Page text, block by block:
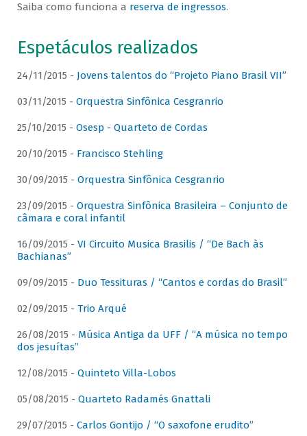
Saiba como funciona a reserva de ingressos.
Espetáculos realizados
24/11/2015 - Jovens talentos do “Projeto Piano Brasil VII”
03/11/2015 - Orquestra Sinfônica Cesgranrio
25/10/2015 - Osesp - Quarteto de Cordas
20/10/2015 - Francisco Stehling
30/09/2015 - Orquestra Sinfônica Cesgranrio
23/09/2015 - Orquestra Sinfônica Brasileira – Conjunto de
câmara e coral infantil
16/09/2015 - VI Circuito Musica Brasilis / “De Bach às
Bachianas”
09/09/2015 - Duo Tessituras / “Cantos e cordas do Brasil”
02/09/2015 - Trio Arqué
26/08/2015 - Música Antiga da UFF / “A música no tempo
dos jesuítas”
12/08/2015 - Quinteto Villa-Lobos
05/08/2015 - Quarteto Radamés Gnattali
29/07/2015 - Carlos Gontijo / “O saxofone erudito”